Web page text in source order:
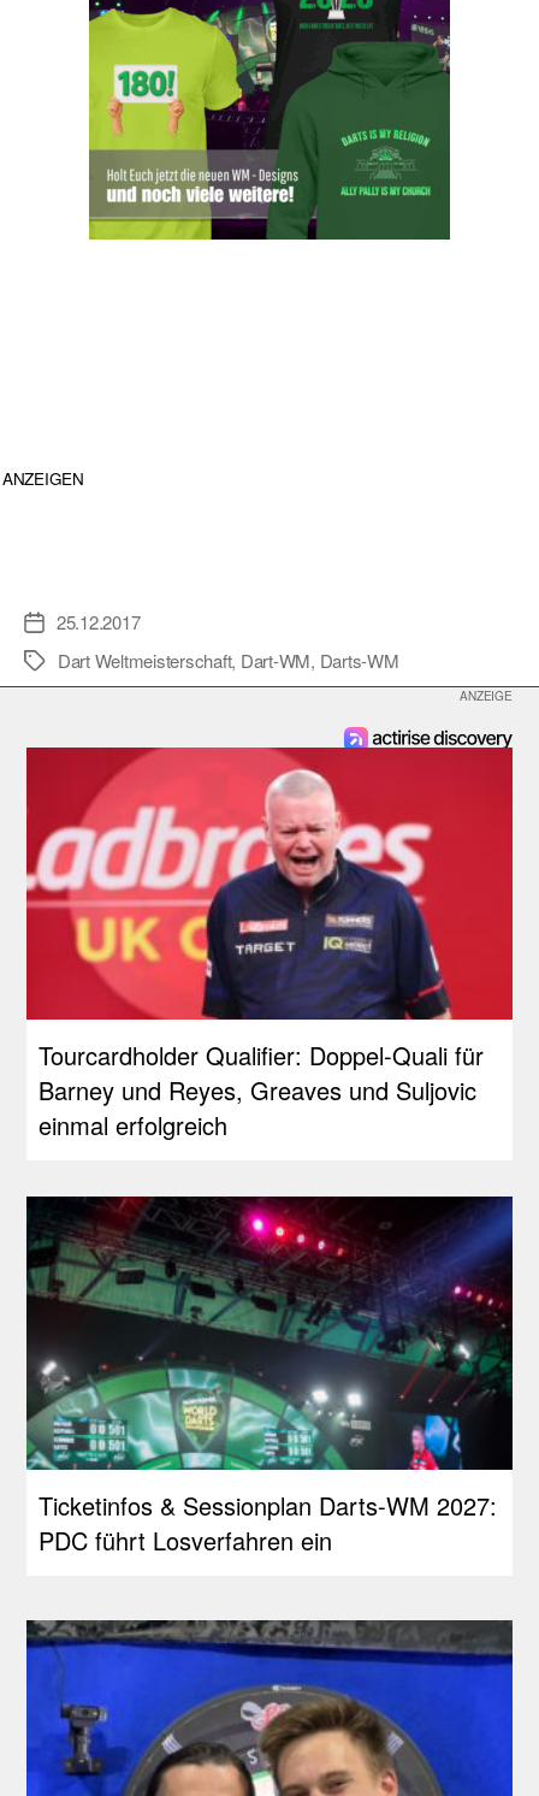
ANZEIGEN
Veröffentlichungsdatum
25.12.2017
Schlagwörter
Dart Weltmeisterschaft, Dart-WM, Darts-WM
Tourcardholder Qualifier: Doppel-Quali für
Barney und Reyes, Greaves und Suljovic
einmal erfolgreich
Ticketinfos & Sessionplan Darts-WM 2027:
PDC führt Losverfahren ein